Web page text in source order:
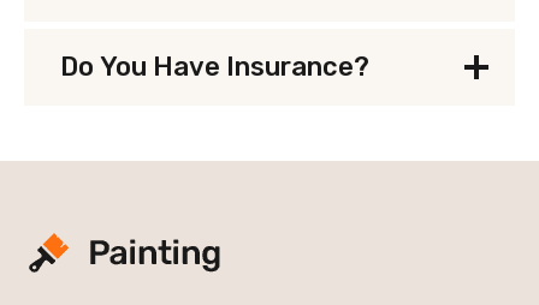
Do You Have Insurance?